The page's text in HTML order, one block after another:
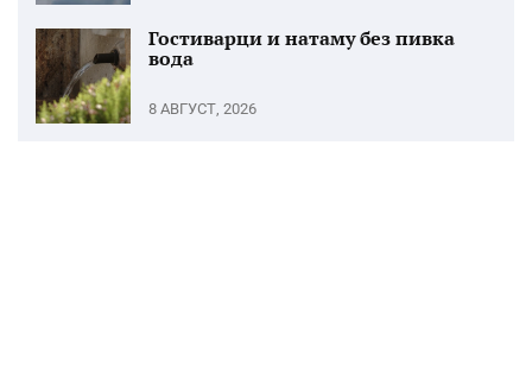
Гостиварци и натаму без пивка
вода
8 АВГУСТ, 2026